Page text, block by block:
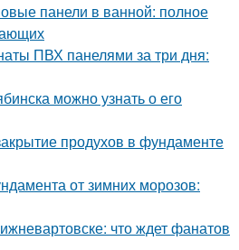
панели в ванной: полное
ПВХ панелями за три дня:
можно узнать о его
продухов в фундаменте
от зимних морозов:
что ждет фанатов